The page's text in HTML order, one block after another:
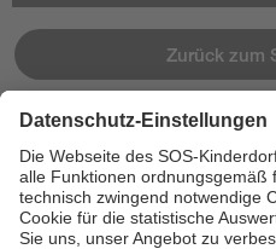
Zurück zum
Jetzt